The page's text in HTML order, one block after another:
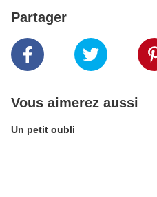
Partager
Vous aimerez aussi
Un petit oubli